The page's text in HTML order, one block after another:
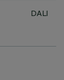
DALI